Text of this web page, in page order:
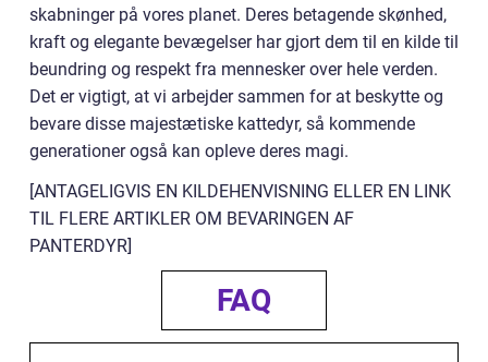
skabninger på vores planet. Deres betagende skønhed,
kraft og elegante bevægelser har gjort dem til en kilde til
beundring og respekt fra mennesker over hele verden.
Det er vigtigt, at vi arbejder sammen for at beskytte og
bevare disse majestætiske kattedyr, så kommende
generationer også kan opleve deres magi.
[ANTAGELIGVIS EN KILDEHENVISNING ELLER EN LINK
TIL FLERE ARTIKLER OM BEVARINGEN AF
PANTERDYR]
FAQ